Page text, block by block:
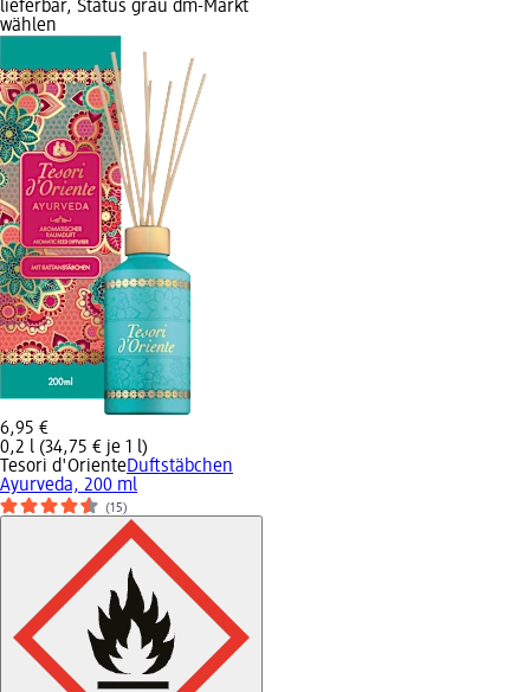
lieferbar, Status grau dm-Markt
wählen
6,95 €
0,2 l (34,75 € je 1 l)
Tesori d'OrienteDuftstäbchen
Ayurveda, 200 ml
(15)